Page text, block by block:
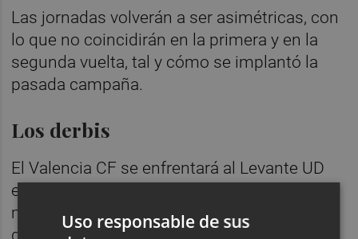
Las jornadas volverán a ser asimétricas, con
lo que no coincidirán en la primera y en la
segunda vuelta, tal y cómo se implantó la
pasada campaña.
Los derbis
El Valencia CF se enfrentará al Levante UD
en la primera jornada liguera, y se volverá a
medir a los 'granota' en la jornada 27, el 14
de marzo en el Ciutat de Valéncia.
Uso responsable de sus